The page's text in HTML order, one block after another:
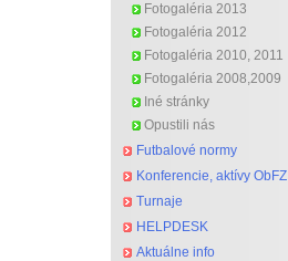
Fotogaléria 2013
Fotogaléria 2012
Fotogaléria 2010, 2011
Fotogaléria 2008,2009
Iné stránky
Opustili nás
Futbalové normy
Konferencie, aktívy ObFZ
Turnaje
HELPDESK
Aktuálne info